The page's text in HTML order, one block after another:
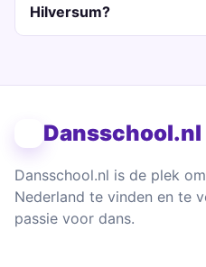
Hilversum?
Dansschool.nl
Dansschool.nl is de plek
Nederland te vinden en te
passie voor dans.